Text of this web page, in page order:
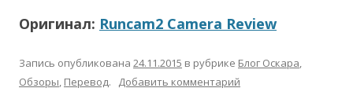
Оригинал: Runcam2 Camera Review
Запись опубликована 24.11.2015 в рубрике Блог Оскара,
Обзоры, Перевод. Добавить комментарий